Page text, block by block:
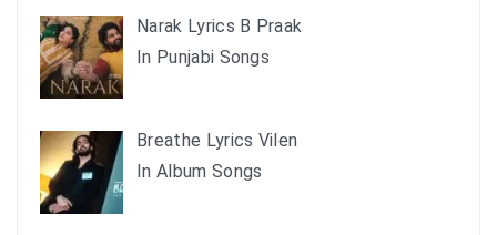
Narak Lyrics B Praak
In Punjabi Songs
Breathe Lyrics Vilen
In Album Songs